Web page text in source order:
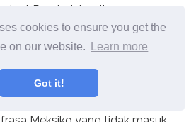
cookies to ensure you get the
on our website.
Learn more
Got it!
Penduduk asli percaya
hantu bernyanyi, itu berarti
terjadi. Jadi dengan lagu
mengelilingi seseorang.